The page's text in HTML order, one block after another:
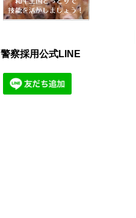
警察採用公式LINE